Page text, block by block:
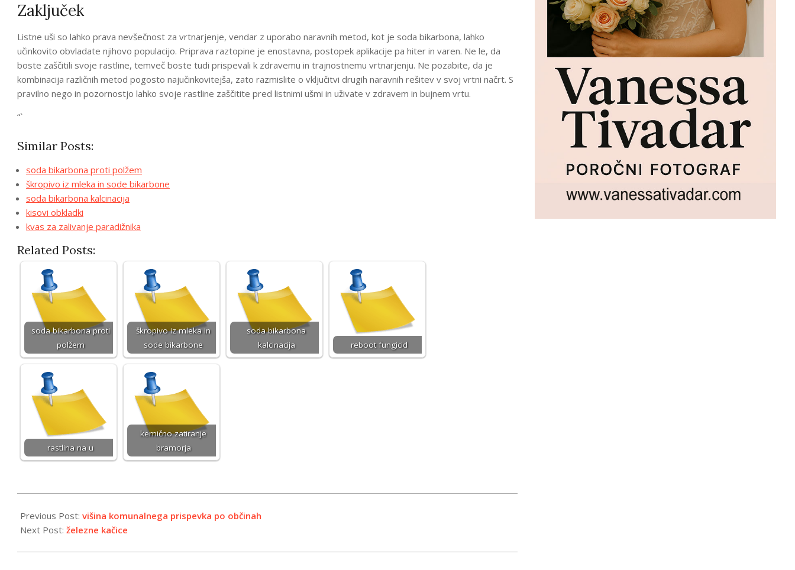
Zaključek
Listne uši so lahko prava nevšečnost za vrtnarjenje, vendar z uporabo naravnih metod, kot je soda bikarbona, lahko
učinkovito obvladate njihovo populacijo. Priprava raztopine je enostavna, postopek aplikacije pa hiter in varen. Ne le, da
boste zaščitili svoje rastline, temveč boste tudi prispevali k zdravemu in trajnostnemu vrtnarjenju. Ne pozabite, da je
kombinacija različnih metod pogosto najučinkovitejša, zato razmislite o vključitvi drugih naravnih rešitev v svoj vrtni načrt. S
pravilno nego in pozornostjo lahko svoje rastline zaščitite pred listnimi ušmi in uživate v zdravem in bujnem vrtu.
“`
Similar Posts:
soda bikarbona proti polžem
škropivo iz mleka in sode bikarbone
soda bikarbona kalcinacija
kisovi obkladki
kvas za zalivanje paradižnika
Related Posts:
soda bikarbona proti
polžem
škropivo iz mleka in
sode bikarbone
soda bikarbona
kalcinacija
reboot fungicid
rastlina na u
kemično zatiranje
bramorja
01-
14
Previous Post: višina komunalnega prispevka po občinah
Next Post: železne kačice